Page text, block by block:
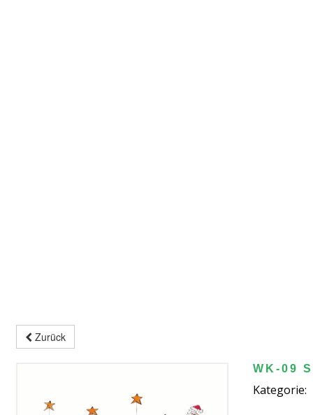
Zurück
WK-09
Kategorie: